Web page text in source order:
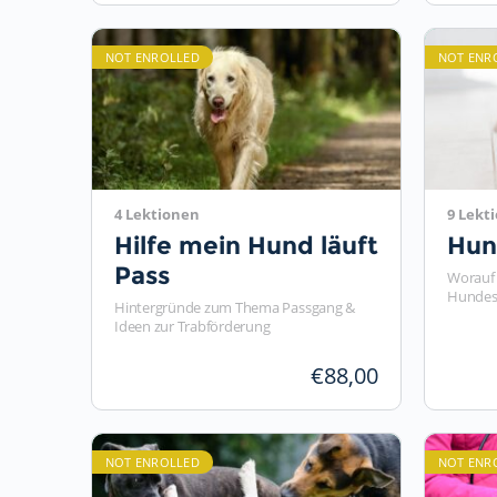
NOT ENROLLED
4 Lektionen
Hilfe mein Hund läuft
Pass
Hintergründe zum Thema Passgang &
Ideen zur Trabförderung
€88,00
NOT
9
NOT ENROLLED NOT